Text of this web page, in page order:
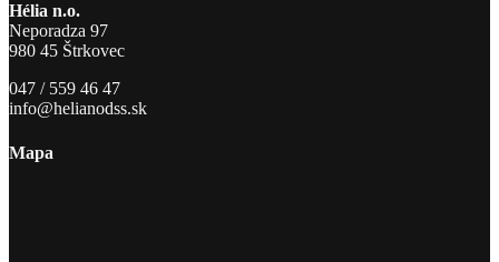
Hélia n.o.
Neporadza 97
980 45 Štrkovec
047 / 559 46 47
info@helianodss.sk
Mapa